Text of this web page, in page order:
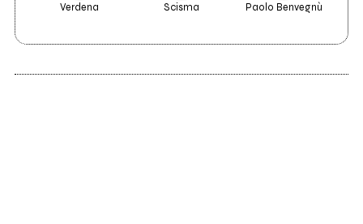
The Different Visions
Verdena Scisma Paolo Benvegnù